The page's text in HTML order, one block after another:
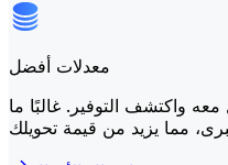
معدلات أفضل
معه واكتشف التوفير. غالبًا ما